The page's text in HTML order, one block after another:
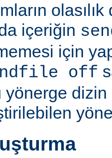
içeriğin
için
off
yönerge